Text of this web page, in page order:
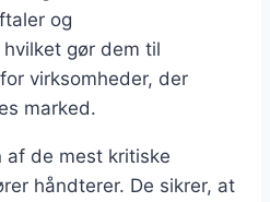
og
gør dem til
virksomheder, der
marked.
af de mest kritiske
håndterer. De sikrer, at